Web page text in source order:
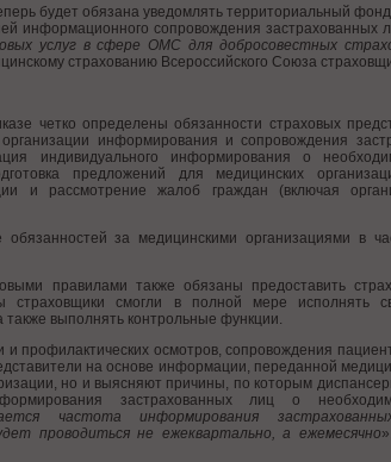
будет обязана уведомлять территориальный
информационного сопровождения застрахованных
услуг в сфере ОМС для добросовестных
страхованию Всероссийского Союза
четко определены обязанности страховых
информирования и сопровождения
индивидуального информирования о
предложений для медицинских
и рассмотрение жалоб граждан (включая
за медицинскими организациями в
правилами также обязаны предоставить
смогли в полной мере исполнять
выполнять контрольные функции.
и профилактических осмотров, сопровождения
на основе информации, переданной
но и выясняют причины, по которым
застрахованных лиц о
частота информирования
проводиться не ежеквартально, а ежемесячно